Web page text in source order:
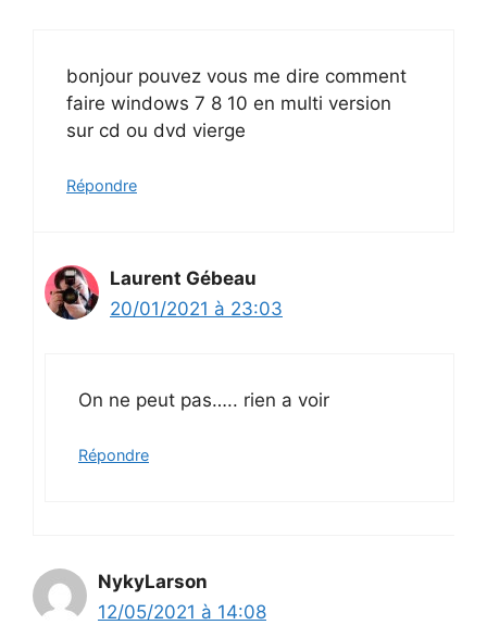
bonjour pouvez vous me dire comment
faire windows 7 8 10 en multi version
sur cd ou dvd vierge
Répondre
Laurent Gébeau
20/01/2021 à 23:03
On ne peut pas….. rien a voir
Répondre
NykyLarson
12/05/2021 à 14:08